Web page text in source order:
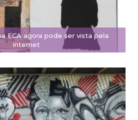
ECA agora pode ser vista pela
internet